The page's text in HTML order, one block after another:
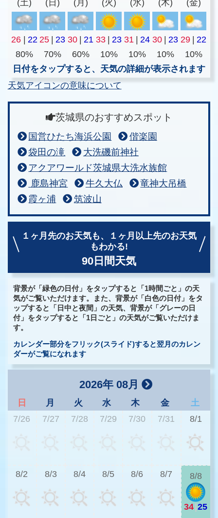
(土)
(日)
(月)
(火)
(水)
(木)
(金)
26 22 25 23 30 21 33 23 31 24 30 23 29
22
80%
70% 60% 10% 10% 10%
10%
日付をタップすると、天気の詳細が表示されます
天気アイコンの意味について
茨城県のおすすめスポット
国営ひたち海浜公園
偕楽園
袋田の滝
大洗磯前神社
アクアワールド茨城県大洗水族館
鹿島神宮
牛久大仏
竜神大吊橋
霞ヶ浦
筑波山
１ヶ月先のお天気も、
１ヶ月以上先のお天気
もわかる!
90日間天気
背景が「緑色の日付」をタップすると「1時間ごと」の天
気がご覧いただけます。また、背景が「白色の日付」をタ
ップすると「日中と夜間」の天気、背景が「グレーの日
付」をタップすると「1日ごと」の天気がご覧いただけま
す。
カレンダー部分をフリック(スライド)すると翌月のカレン
ダーがご覧になれます
2026年 08月
日 月 火 水 木 金
土
7/26
7/27 7/28 7/29 7/30 7/31 8/1
8/2 8/3 8/4 8/5 8/6 8/7 8/8
34 25